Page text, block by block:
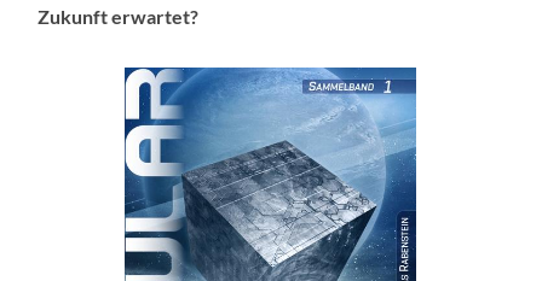
Zukunft erwartet?